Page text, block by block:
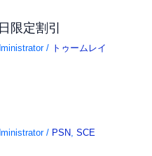
限定割引
/ トゥームレイ
/ PSN ,SCE